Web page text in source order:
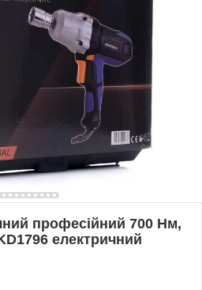
професійний 700 Нм,
електричний